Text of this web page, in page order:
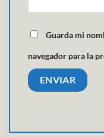
Guarda mi
navegador para la